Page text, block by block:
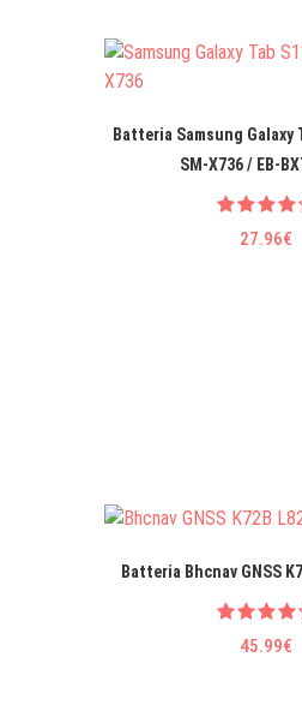
Batteria Samsung Galaxy
SM-X736 / EB-
27.96€
Batteria Bhcnav GNSS
45.99€